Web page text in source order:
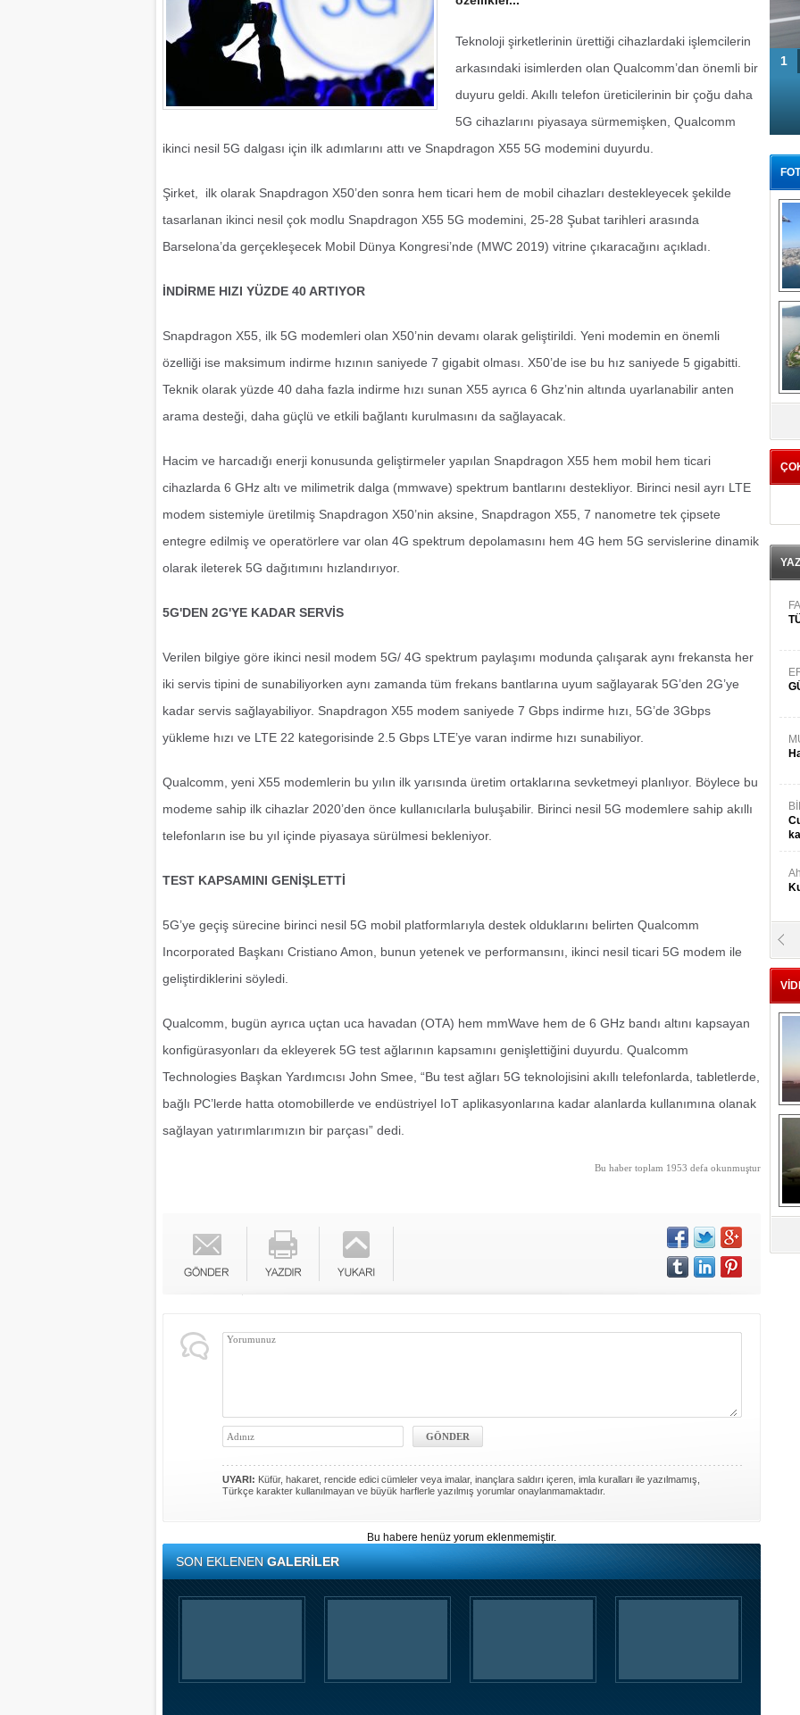
Teknoloji şirketlerinin ürettiği cihazlardaki işlemcilerin
arkasındaki isimlerden olan Qualcomm’dan önemli bir
duyuru geldi. Akıllı telefon üreticilerinin bir çoğu daha
5G cihazlarını piyasaya sürmemişken, Qualcomm
ikinci nesil 5G dalgası için ilk adımlarını attı ve Snapdragon X55 5G modemini duyurdu.
Şirket, ilk olarak Snapdragon X50’den sonra hem ticari hem de mobil cihazları destekleyecek şekilde
tasarlanan ikinci nesil çok modlu Snapdragon X55 5G modemini, 25-28 Şubat tarihleri arasında
Barselona’da gerçekleşecek Mobil Dünya Kongresi’nde (MWC 2019) vitrine çıkaracağını açıkladı.
İNDİRME HIZI YÜZDE 40 ARTIYOR
Snapdragon X55, ilk 5G modemleri olan X50’nin devamı olarak geliştirildi. Yeni modemin en önemli
özelliği ise maksimum indirme hızının saniyede 7 gigabit olması. X50’de ise bu hız saniyede 5 gigabitti.
Teknik olarak yüzde 40 daha fazla indirme hızı sunan X55 ayrıca 6 Ghz’nin altında uyarlanabilir anten
arama desteği, daha güçlü ve etkili bağlantı kurulmasını da sağlayacak.
Hacim ve harcadığı enerji konusunda geliştirmeler yapılan Snapdragon X55 hem mobil hem ticari
cihazlarda 6 GHz altı ve milimetrik dalga (mmwave) spektrum bantlarını destekliyor. Birinci nesil ayrı LTE
modem sistemiyle üretilmiş Snapdragon X50’nin aksine, Snapdragon X55, 7 nanometre tek çipsete
entegre edilmiş ve operatörlere var olan 4G spektrum depolamasını hem 4G hem 5G servislerine dinamik
olarak ileterek 5G dağıtımını hızlandırıyor.
5G'DEN 2G'YE KADAR SERVİS
Verilen bilgiye göre ikinci nesil modem 5G/ 4G spektrum paylaşımı modunda çalışarak aynı frekansta her
iki servis tipini de sunabiliyorken aynı zamanda tüm frekans bantlarına uyum sağlayarak 5G’den 2G’ye
kadar servis sağlayabiliyor. Snapdragon X55 modem saniyede 7 Gbps indirme hızı, 5G’de 3Gbps
yükleme hızı ve LTE 22 kategorisinde 2.5 Gbps LTE’ye varan indirme hızı sunabiliyor.
Qualcomm, yeni X55 modemlerin bu yılın ilk yarısında üretim ortaklarına sevketmeyi planlıyor. Böylece bu
modeme sahip ilk cihazlar 2020’den önce kullanıcılarla buluşabilir. Birinci nesil 5G modemlere sahip akıllı
telefonların ise bu yıl içinde piyasaya sürülmesi bekleniyor.
TEST KAPSAMINI GENİŞLETTİ
5G’ye geçiş sürecine birinci nesil 5G mobil platformlarıyla destek olduklarını belirten Qualcomm
Incorporated Başkanı Cristiano Amon, bunun yetenek ve performansını, ikinci nesil ticari 5G modem ile
geliştirdiklerini söyledi.
Qualcomm, bugün ayrıca uçtan uca havadan (OTA) hem mmWave hem de 6 GHz bandı altını kapsayan
konfigürasyonları da ekleyerek 5G test ağlarının kapsamını genişlettiğini duyurdu. Qualcomm
Technologies Başkan Yardımcısı John Smee, “Bu test ağları 5G teknolojisini akıllı telefonlarda, tabletlerde,
bağlı PC’lerde hatta otomobillerde ve endüstriyel IoT aplikasyonlarına kadar alanlarda kullanımına olanak
sağlayan yatırımlarımızın bir parçası” dedi.
Bu haber toplam 1953 defa okunmuştur
UYARI: Küfür, hakaret, rencide edici cümleler veya imalar, inançlara saldırı içeren, imla kuralları ile yazılmamış,
Türkçe karakter kullanılmayan ve büyük harflerle yazılmış yorumlar onaylanmamaktadır.
Bu habere henüz yorum eklenmemiştir.
SON EKLENENGALERİLER
1